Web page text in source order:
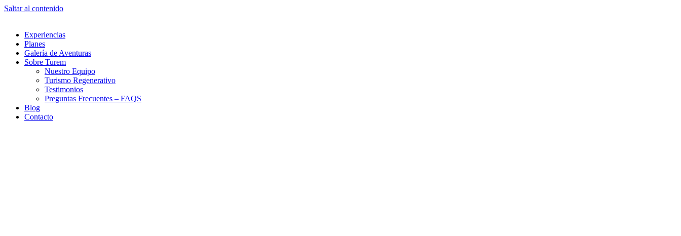
Saltar al contenido
Experiencias
Planes
Galería de Aventuras
Sobre Turem
Nuestro Equipo
Turismo Regenerativo
Testimonios
Preguntas Frecuentes – FAQS
Blog
Contacto